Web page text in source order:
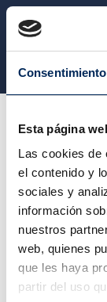
Consentimiento
Esta página
Las cookies de
el contenido y
sociales y
información
nuestros
web, quienes
que les haya
partir del uso
CATEGORY
Vêtement
PANTALON
Veuillez
Effectuez une